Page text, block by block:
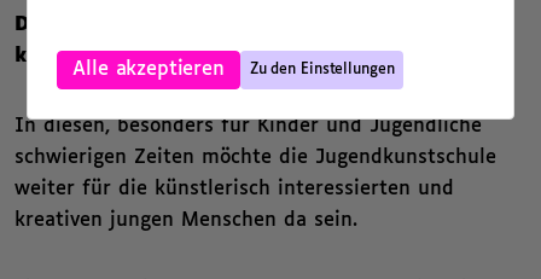
,
Alle akzeptieren Zu den Einstellungen
Die Jugendkunstschule bietet aktuell
künstlerische Kurse auf Distanz an.
In diesen, besonders für Kinder und Jugendliche
schwierigen Zeiten möchte die Jugendkunstschule
weiter für die künstlerisch interessierten und
kreativen jungen Menschen da sein.